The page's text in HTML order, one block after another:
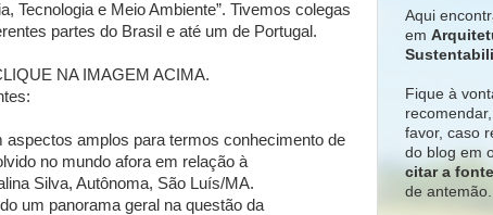
Tecnologia e Meio Ambiente”. Tivemos colegas
partes do Brasil e até um de Portugal.
NA IMAGEM ACIMA.
aspectos amplos para termos conhecimento de
no mundo afora em relação à
Silva, Autônoma, São Luís/MA.
um panorama geral na questão da
Aqui
em
Fique à
favor, caso
do blog em
citar a
de antemão.